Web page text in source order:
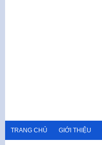
TRANG CHỦ GIỚI THIỆU